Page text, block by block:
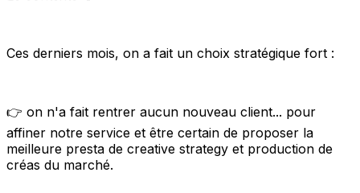
Ces derniers mois, on a fait un choix stratégique fort :
👉 on n'a fait rentrer aucun nouveau client... pour
affiner notre service et être certain de proposer la
meilleure presta de creative strategy et production de
créas du marché.